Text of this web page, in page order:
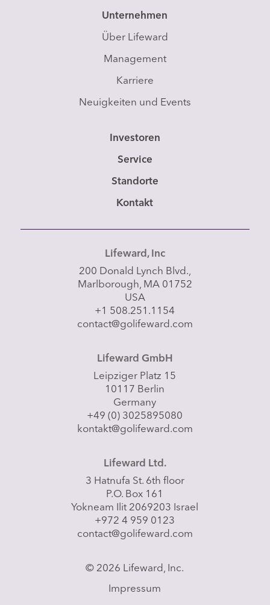
Unternehmen
Über Lifeward
Management
Karriere
Neuigkeiten und Events
Investoren
Service
Standorte
Kontakt
Lifeward, Inc
200 Donald Lynch Blvd.,
Marlborough, MA 01752
USA
+1 508.251.1154
contact@golifeward.com
Lifeward GmbH
Leipziger Platz 15
10117 Berlin
Germany
+49 (0) 3025895080
kontakt@golifeward.com
Lifeward Ltd.
3 Hatnufa St. 6th floor
P.O. Box 161
Yokneam Ilit 2069203 Israel
+972 4 959 0123
contact@golifeward.com
© 2026 Lifeward, Inc.
Impressum